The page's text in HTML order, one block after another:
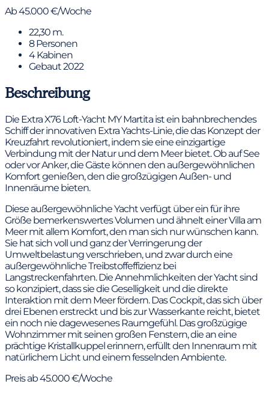
Ab 45.000 €/Woche
22,30 m.
8 Personen
4 Kabinen
Gebaut 2022
Beschreibung
Die Extra X76 Loft-Yacht MY Martita ist ein bahnbrechendes
Schiff der innovativen Extra Yachts-Linie, die das Konzept der
Kreuzfahrt revolutioniert, indem sie eine einzigartige
Verbindung mit der Natur und dem Meer bietet. Ob auf See
oder vor Anker, die Gäste können den außergewöhnlichen
Komfort genießen, den die großzügigen Außen- und
Innenräume bieten.
Diese außergewöhnliche Yacht verfügt über ein für ihre
Größe bemerkenswertes Volumen und ähnelt einer Villa am
Meer mit allem Komfort, den man sich nur wünschen kann.
Sie hat sich voll und ganz der Verringerung der
Umweltbelastung verschrieben, und zwar durch eine
außergewöhnliche Treibstoffeffizienz bei
Langstreckenfahrten. Die Annehmlichkeiten der Yacht sind
so konzipiert, dass sie die Geselligkeit und die direkte
Interaktion mit dem Meer fördern. Das Cockpit, das sich über
drei Ebenen erstreckt und bis zur Wasserkante reicht, bietet
ein noch nie dagewesenes Raumgefühl. Das großzügige
Wohnzimmer mit seinen großen Fenstern, die an eine
prächtige Kristallkuppel erinnern, erfüllt den Innenraum mit
natürlichem Licht und einem fesselnden Ambiente.
Preis ab 45.000 €/Woche